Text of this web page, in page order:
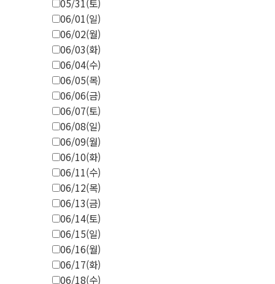
05/31(토)
06/01(일)
06/02(월)
06/03(화)
06/04(수)
06/05(목)
06/06(금)
06/07(토)
06/08(일)
06/09(월)
06/10(화)
06/11(수)
06/12(목)
06/13(금)
06/14(토)
06/15(일)
06/16(월)
06/17(화)
06/18(수)